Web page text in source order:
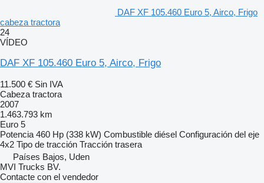
DAF XF 105.460 Euro 5, Airco, Frigo
cabeza tractora
24
VÍDEO
DAF XF 105.460 Euro 5, Airco, Frigo
11.500 € Sin IVA
Cabeza tractora
2007
1.463.793 km
Euro 5
Potencia 460 Hp (338 kW) Combustible diésel Configuración del eje
4x2 Tipo de tracción Tracción trasera
Países Bajos, Uden
MVI Trucks BV.
Contacte con el vendedor